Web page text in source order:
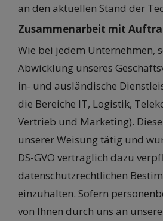
an den aktuellen Stand der
Zusammenarbeit mit
Wie bei jedem Unternehmen,
Abwicklung unseres
in- und ausländische
die Bereiche IT, Logistik,
Vertrieb und Marketing).
unserer Weisung tätig und
DS-GVO vertraglich dazu
datenschutzrechtlichen
einzuhalten. Sofern
von Ihnen durch uns an unsere